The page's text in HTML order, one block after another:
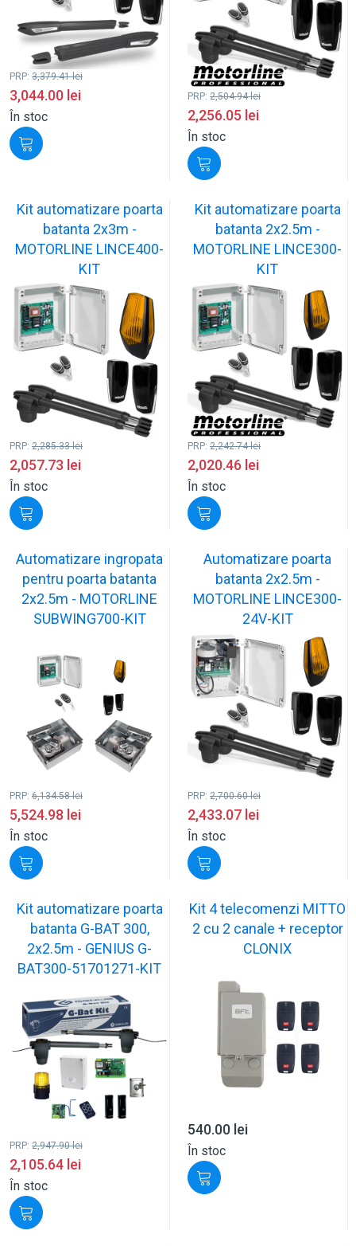
PRP: 3,379.41lei
3,044.00 lei
În stoc
PRP: 2,504.94lei
2,256.05 lei
În stoc
Kit automatizare poarta
batanta 2x3m -
MOTORLINE LINCE400-
KIT
PRP: 2,285.33lei
2,057.73 lei
În stoc
Kit automatizare poarta
batanta 2x2.5m -
MOTORLINE LINCE300-
KIT
PRP: 2,242.74lei
2,020.46 lei
În stoc
Automatizare ingropata
pentru poarta batanta
2x2.5m - MOTORLINE
SUBWING700-KIT
PRP: 6,134.58lei
5,524.98 lei
În stoc
Automatizare poarta
batanta 2x2.5m -
MOTORLINE LINCE300-
24V-KIT
PRP: 2,700.60lei
2,433.07 lei
În stoc
Kit automatizare poarta
batanta G-BAT 300,
2x2.5m - GENIUS G-
BAT300-51701271-KIT
PRP: 2,947.90lei
2,105.64 lei
În stoc
Kit 4 telecomenzi MITTO
2 cu 2 canale + receptor
CLONIX
540.00 lei
În stoc